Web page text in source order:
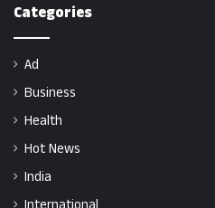
Categories
Ad
Business
Health
Hot News
India